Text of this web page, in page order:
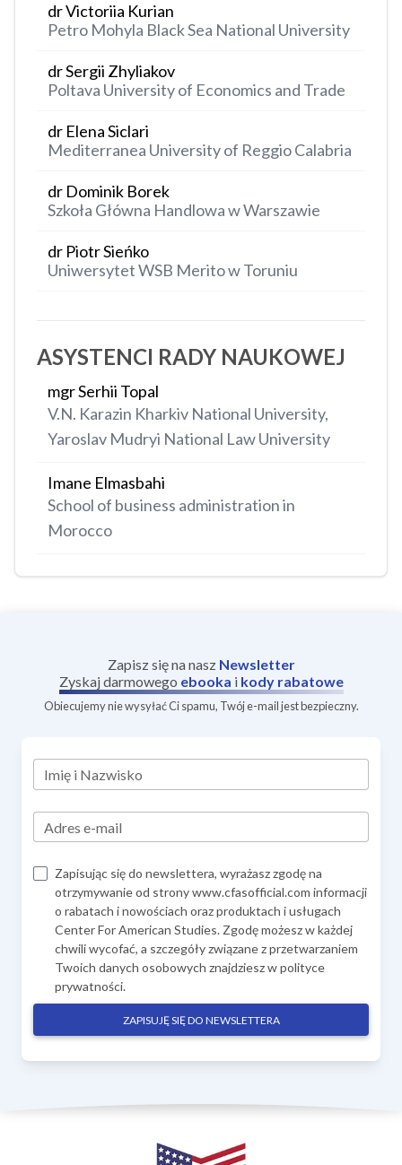
dr Victoriia Kurian
Petro Mohyla Black Sea National University
dr Sergii Zhyliakov
Poltava University of Economics and Trade
dr Elena Siclari
Mediterranea University of ​​Reggio Calabria
dr Dominik Borek
Szkoła Główna Handlowa w Warszawie
dr Piotr Sieńko
Uniwersytet WSB Merito w Toruniu
ASYSTENCI RADY NAUKOWEJ
mgr Serhii Topal
V.N. Karazin Kharkiv National University,
Yaroslav Mudryi National Law University
Imane Elmasbahi
School of business administration in
Morocco
Zapisz się na nasz Newsletter
Zyskaj darmowego ebooka i kody rabatowe
Obiecujemy nie wysyłać Ci spamu, Twój e-mail jest bezpieczny.
Imię i Nazwisko
Adres e-mail
Zapisując się do newslettera, wyrażasz zgodę na
otrzymywanie od strony www.cfasofficial.com informacji
o rabatach i nowościach oraz produktach i usługach
Center For American Studies. Zgodę możesz w każdej
chwili wycofać, a szczegóły związane z przetwarzaniem
Twoich danych osobowych znajdziesz wpolityce
prywatności.
ZAPISUJĘ SIĘ DO NEWSLETTERA